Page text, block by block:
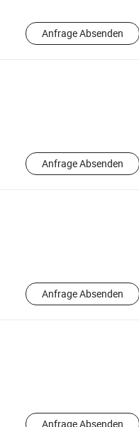
Anfrage Absenden
Anfrage Absenden
Anfrage Absenden
Anfrage Absenden